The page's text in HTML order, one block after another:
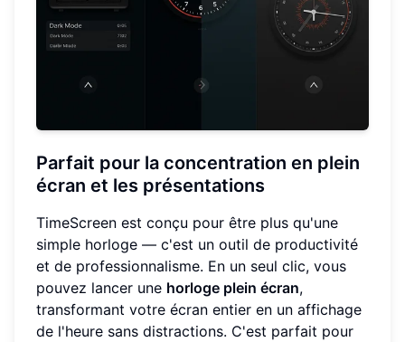
Parfait pour la concentration en plein
écran et les présentations
TimeScreen est conçu pour être plus qu'une
simple horloge — c'est un outil de productivité
et de professionnalisme. En un seul clic, vous
pouvez lancer une horloge plein écran,
transformant votre écran entier en un affichage
de l'heure sans distractions. C'est parfait pour